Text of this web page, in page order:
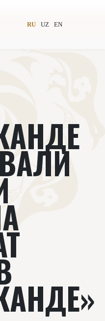
RU UZ EN
Новости
Подкасты
Видеолекторий